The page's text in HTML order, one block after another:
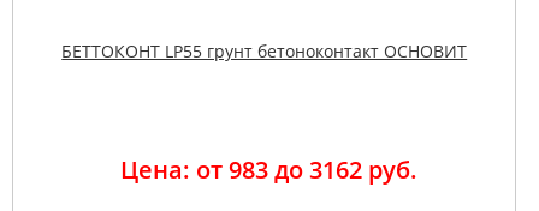
БЕТТОКОНТ LP55 грунт бетоноконтакт ОСНОВИТ
Цена: от 983 до 3162 руб.